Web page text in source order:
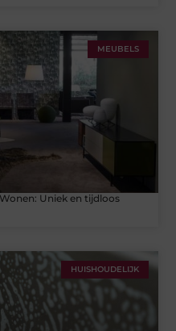
MEUBELS
Uniek en tijdloos
HUISHOUDELIJK